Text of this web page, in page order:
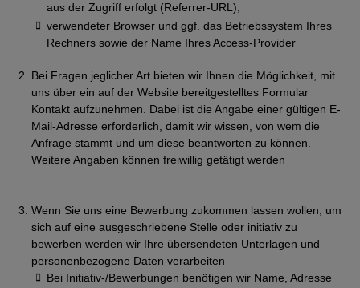
aus der Zugriff erfolgt (Referrer-URL),
verwendeter Browser und ggf. das Betriebssystem Ihres
Rechners sowie der Name Ihres Access-Provider
Bei Fragen jeglicher Art bieten wir Ihnen die Möglichkeit, mit
uns über ein auf der Website bereitgestelltes Formular
Kontakt aufzunehmen. Dabei ist die Angabe einer gültigen E-
Mail-Adresse erforderlich, damit wir wissen, von wem die
Anfrage stammt und um diese beantworten zu können.
Weitere Angaben können freiwillig getätigt werden
Wenn Sie uns eine Bewerbung zukommen lassen wollen, um
sich auf eine ausgeschriebene Stelle oder initiativ zu
bewerben werden wir Ihre übersendeten Unterlagen und
personenbezogene Daten verarbeiten
Bei Initiativ-/Bewerbungen benötigen wir Name, Adresse